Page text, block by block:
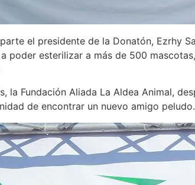
el presidente de la Donatón, Ezrhy
poder esterilizar a más de 500
la Fundación Aliada La Aldea Animal,
de encontrar un nuevo amigo peludo.